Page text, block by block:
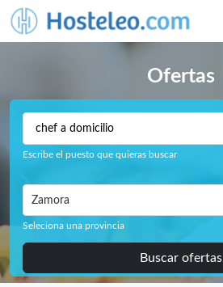
Ofertas
Escribe el puesto que quieras buscar
Zamora
Seleciona una provincia
Buscar ofertas